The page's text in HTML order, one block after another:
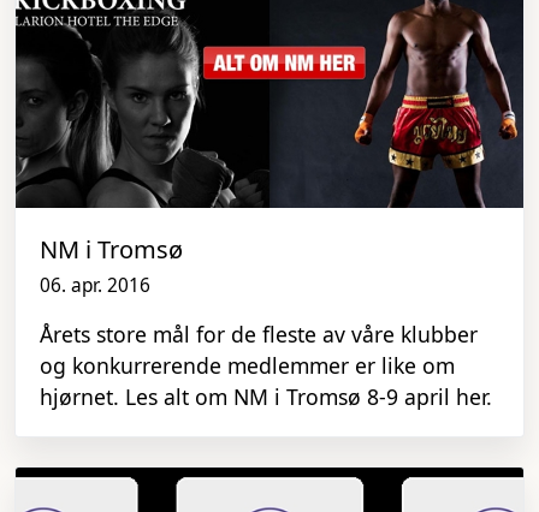
NM i Tromsø
06. apr. 2016
Årets store mål for de fleste av våre klubber
og konkurrerende medlemmer er like om
hjørnet. Les alt om NM i Tromsø 8-9 april her.